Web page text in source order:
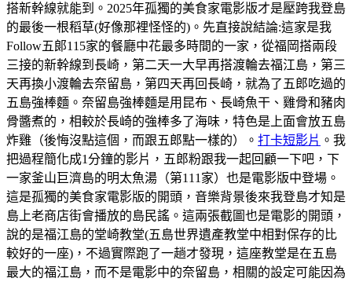
搭新幹線就能到。2025年孤獨的美食家電影版才是壓跨我登島
的最後一根稻草(好像那裡怪怪的)。先直接說結論:這家是我
Follow五郞115家的餐廳中花最多時間的一家，從福岡搭兩段
三接的新幹線到長崎，第二天一大早再搭渡輪去福江島，第三
天再換小渡輪去奈留島，第四天再回長崎，就為了五郎吃過的
五島強棒麵。奈留島強棒麵是用昆布、長崎魚干、雞骨和豬肉
骨醬煮的，相較於長崎的強棒多了海味，特色是上面會放五島
炸雞（後悔沒點這個，而跟五郎點一樣的）。 打卡短影片 。我
把過程簡化成1分鐘的影片，五郎粉跟我一起回顧一下吧，下
一家釜山巨濟島的明太魚湯（第111家）也是電影版中登場。
這是孤獨的美食家電影版的開頭，音樂背景後來我登島才知是
島上老商店街會播放的島民謠。這兩張截圖也是電影的開頭，
說的是福江島的堂崎教堂(五島世界遺產教堂中相對保存的比
較好的一座)，不過實際跑了一趟才發現，這座教堂是在五島
最大的福江島，而不是電影中的奈留島，相關的設定可能因為